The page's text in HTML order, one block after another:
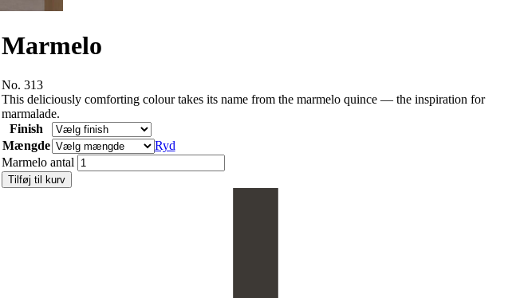
Marmelo
No. 313
This deliciously comforting colour takes its name from the marmelo quince — the inspiration for
marmalade.
Finish
Mængde
Ryd
Marmelo antal
Tilføj til kurv